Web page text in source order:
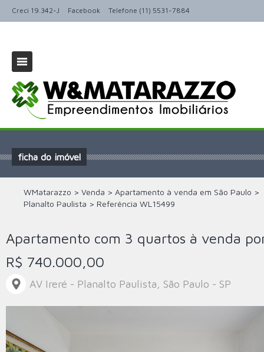
Creci 19.342-J Facebook Telefone (11) 5531-7884
ficha do imóvel
WMatarazzo > Venda > Apartamento à venda em São Paulo >
Planalto Paulista > Referência WL15499
Apartamento com 3 quartos à venda
R$ 740.000,00
AV Ireré - Planalto Paulista, São Paulo - SP